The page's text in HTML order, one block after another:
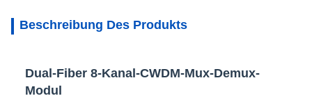
Beschreibung Des Produkts
Dual-Fiber 8-Kanal-CWDM-Mux-Demux-
Modul